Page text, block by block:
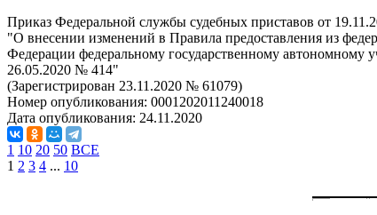
Приказ Федеральной службы судебных приставов от
"О внесении изменений в Правила предоставления из
Федерации федеральному государственному
26.05.2020 № 414"
(Зарегистрирован 23.11.2020 № 61079)
Номер опубликования: 0001202011240018
Дата опубликования: 24.11.2020
1 10 20 50 ВСЕ
1 2 3 4 ... 10